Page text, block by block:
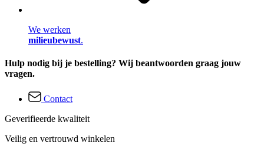
We werken
milieubewust.
Hulp nodig bij je bestelling? Wij beantwoorden graag jouw
vragen.
Contact
Geverifieerde kwaliteit
Veilig en vertrouwd winkelen